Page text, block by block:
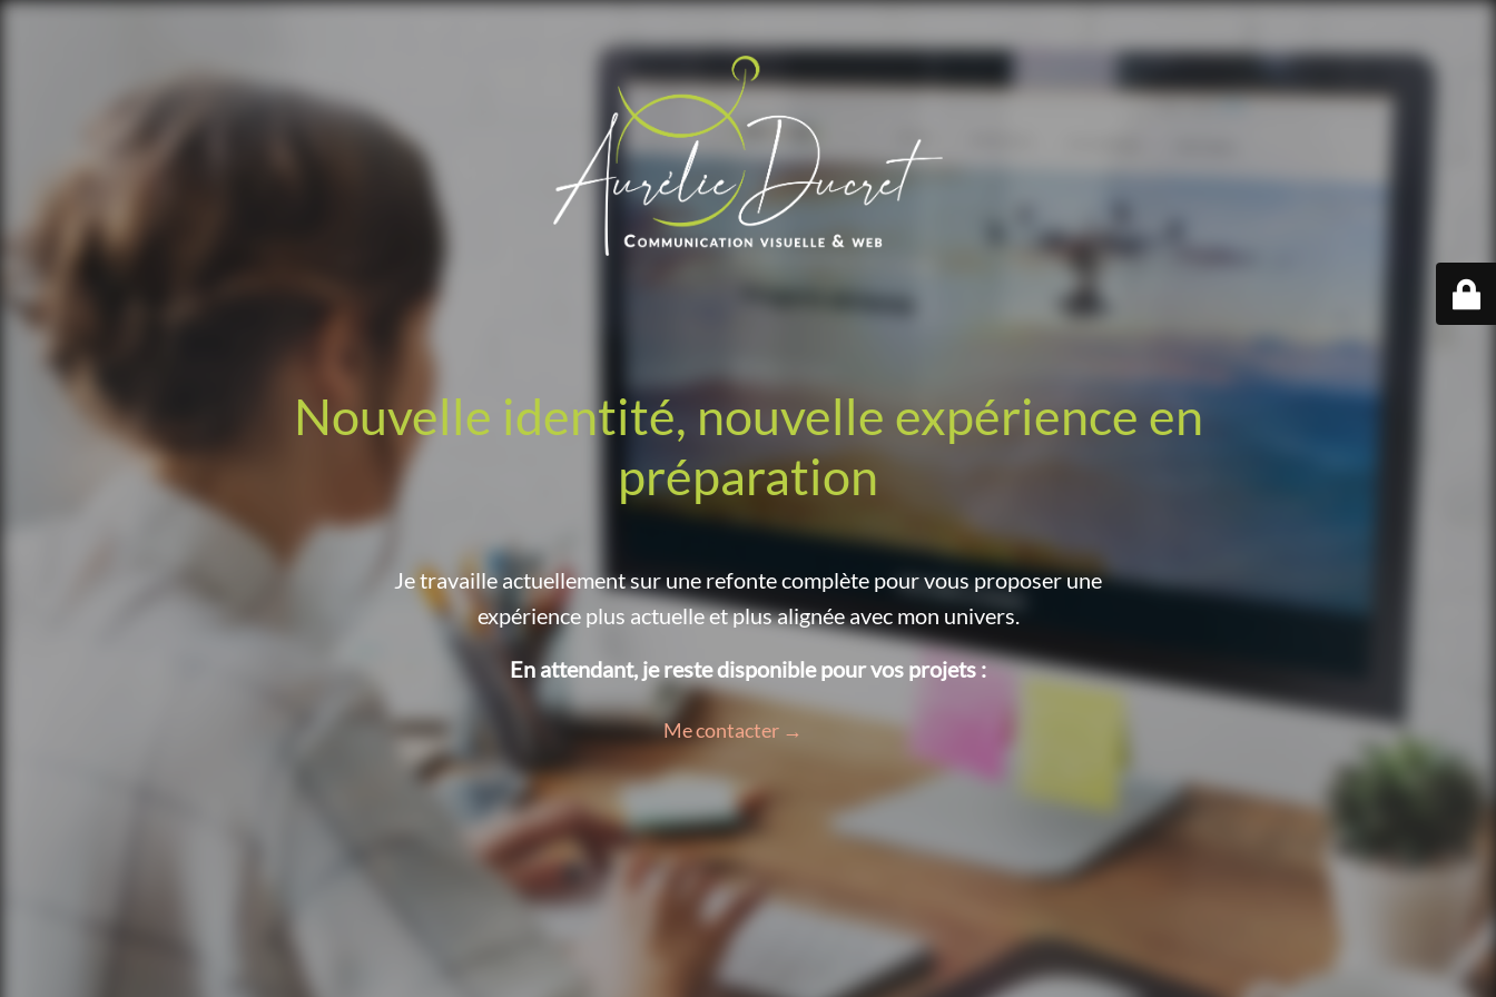
Nouvelle identité, nouvelle expérience en
préparation
Je travaille actuellement sur une refonte complète pour vous proposer une
expérience plus actuelle et plus alignée avec mon univers.
En attendant, je reste disponible pour vos projets :
Me contacter →